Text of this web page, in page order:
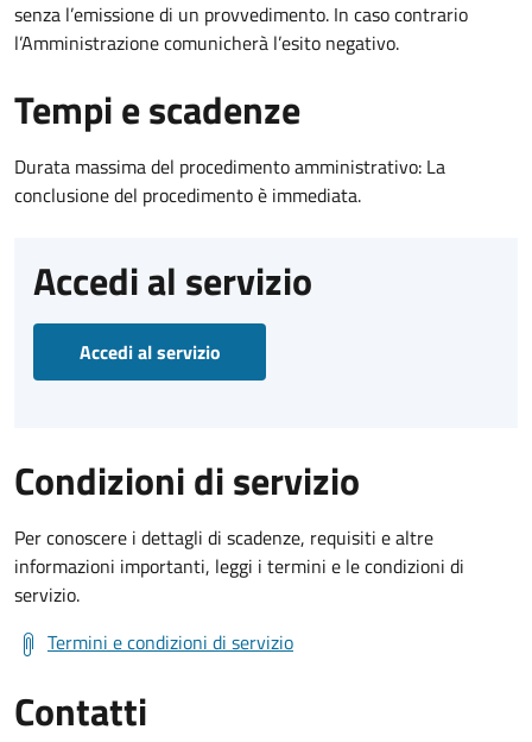
senza l’emissione di un provvedimento. In caso contrario
l’Amministrazione comunicherà l’esito negativo.
Tempi e scadenze
Durata massima del procedimento amministrativo: La
conclusione del procedimento è immediata.
Accedi al servizio
Accedi al servizio
Condizioni di servizio
Per conoscere i dettagli di scadenze, requisiti e altre
informazioni importanti, leggi i termini e le condizioni di
servizio.
Termini e condizioni di servizio
Contatti